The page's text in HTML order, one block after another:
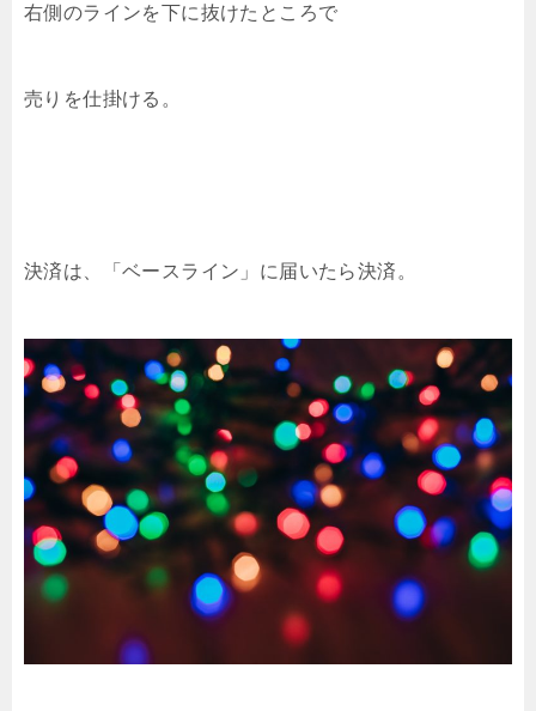
右側のラインを下に抜けたところで
売りを仕掛ける。
決済は、「ベースライン」に届いたら決済。